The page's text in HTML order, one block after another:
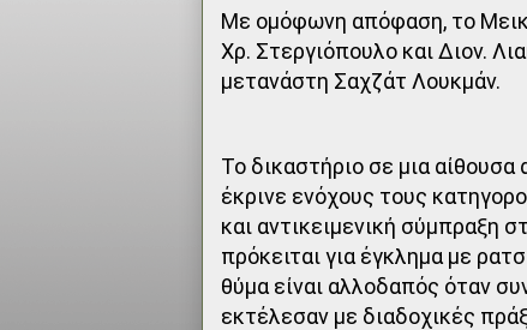
Με ομόφωνη απόφαση, το
Χρ. Στεργιόπουλο και Διον.
μετανάστη Σαχζάτ Λουκμάν.
Το δικαστήριο σε μια
έκρινε ενόχους τους
και αντικειμενική σύμπραξη
πρόκειται για έγκλημα με
θύμα είναι αλλοδαπός όταν
εκτέλεσαν με διαδοχικές